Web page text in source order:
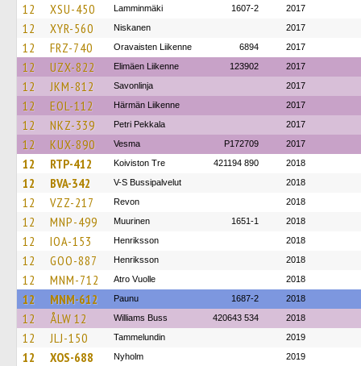
12 XSU-450 Lamminmäki 1607-2 2017
12 XYR-560 Niskanen 2017
12 FRZ-740 Oravaisten Liikenne 6894 2017
12 UZX-822 Elimäen Liikenne 123902 2017
12 JKM-812 Savonlinja 2017
12 EOL-112 Härmän Liikenne 2017
12 NKZ-339 Petri Pekkala 2017
12 KUX-890 Vesma P172709 2017
12 RTP-412 Koiviston Tre 421194 890 2018
12 BVA-342 V-S Bussipalvelut 2018
12 VZZ-217 Revon 2018
12 MNP-499 Muurinen 1651-1 2018
12 IOA-153 Henriksson 2018
12 GOO-887 Henriksson 2018
12 MNM-712 Atro Vuolle 2018
12 MNM-612 Paunu 1687-2 2018
12 ÅLW 12 Williams Buss 420643 534 2018
12 JLJ-150 Tammelundin 2019
12 XOS-688 Nyholm 2019